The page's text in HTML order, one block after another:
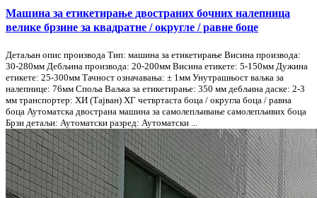
Машина за етикетирање двостраних бочних налепница
велике брзине за квадратне / округле / равне боце
Детаљан опис производа Тип: машина за етикетирање Висина производа:
30-280мм Дебљина производа: 20-200мм Висина етикете: 5-150мм Дужина
етикете: 25-300мм Тачност означавања: ± 1мм Унутрашњост ваљка за
налепнице: 76мм Споља Ваљка за етикетирање: 350 мм дебљина даске: 2-3
мм транспортер: ХИ (Тајван) ХГ четвртаста боца / округла боца / равна
боца Аутоматска двострана машина за самолепљивање самолепљивих боца
Брзи детаљи: Аутоматски разред: Аутоматски ...